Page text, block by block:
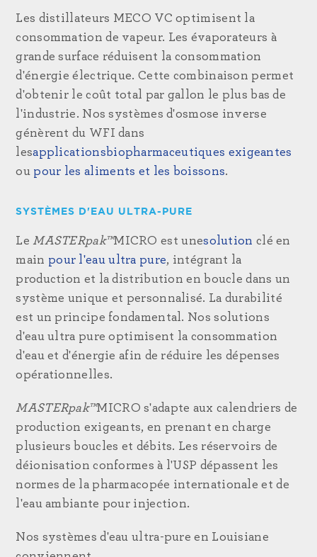
Les distillateurs MECO VC optimisent la
consommation de vapeur. Les évaporateurs à
grande surface réduisent la consommation
d'énergie électrique. Cette combinaison permet
d'obtenir le coût total par gallon le plus bas de
l'industrie. Nos systèmes d'osmose inverse
génèrent du WFI dans
lesapplicationsbiopharmaceutiques exigeantes
ou pour les aliments et les boissons.
SYSTÈMES D'EAU ULTRA-PURE
Le MASTERpak™MICRO est unesolution clé en
main pour l'eau ultra pure, intégrant la
production et la distribution en boucle dans un
système unique et personnalisé. La durabilité
est un principe fondamental. Nos solutions
d'eau ultra pure optimisent la consommation
d'eau et d'énergie afin de réduire les dépenses
opérationnelles.
MASTERpak™MICRO s'adapte aux calendriers de
production exigeants, en prenant en charge
plusieurs boucles et débits. Les réservoirs de
déionisation conformes à l'USP dépassent les
normes de la pharmacopée internationale et de
l'eau ambiante pour injection.
Nos systèmes d'eau ultra-pure en Louisiane